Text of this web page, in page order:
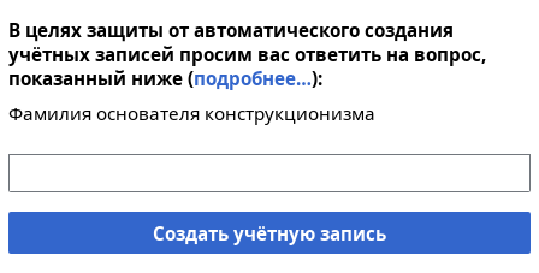
В целях защиты от автоматического создания
учётных записей просим вас ответить на вопрос,
показанный ниже (подробнее…):
Фамилия основателя конструкционизма
Создать учётную запись